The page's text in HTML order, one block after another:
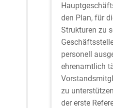
den Plan, für
Strukturen zu
personell
ehrenamtlich
zu
der erste